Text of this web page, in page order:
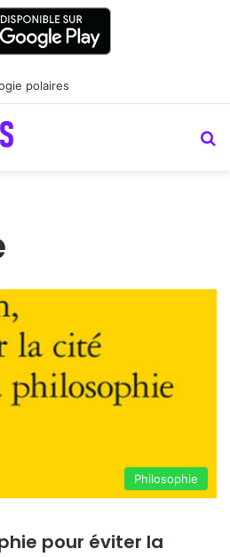
polaires
Philosophie
pour éviter la